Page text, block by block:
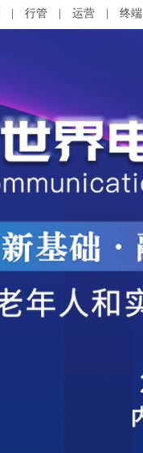
行管 运营 终端